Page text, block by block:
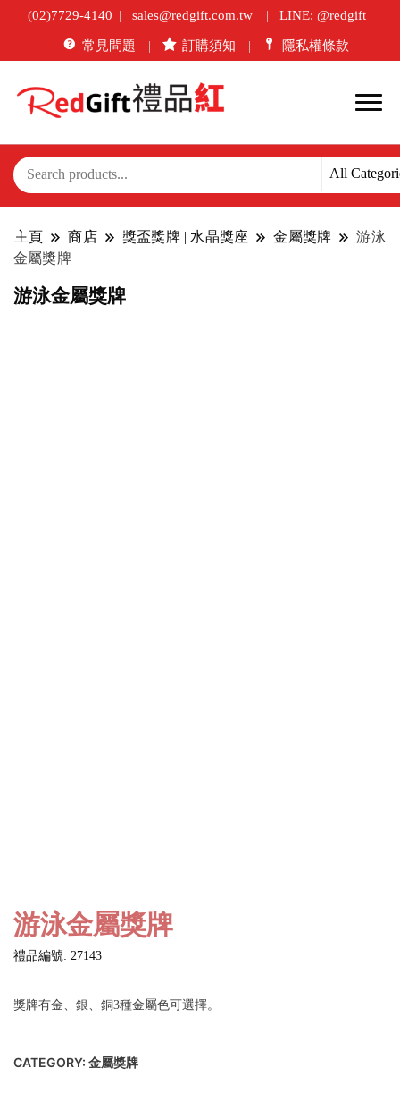
(02)7729-4140 sales@redgift.com.tw LINE: @redgift
常見問題 訂購須知 隱私權條款
主頁 商店 獎盃獎牌 | 水晶獎座 金屬獎牌
游泳
金屬獎牌
游泳金屬獎牌
游泳金屬獎牌
禮品編號: 27143
獎牌有金、銀、銅3種金屬色可選擇。
CATEGORY: 金屬獎牌